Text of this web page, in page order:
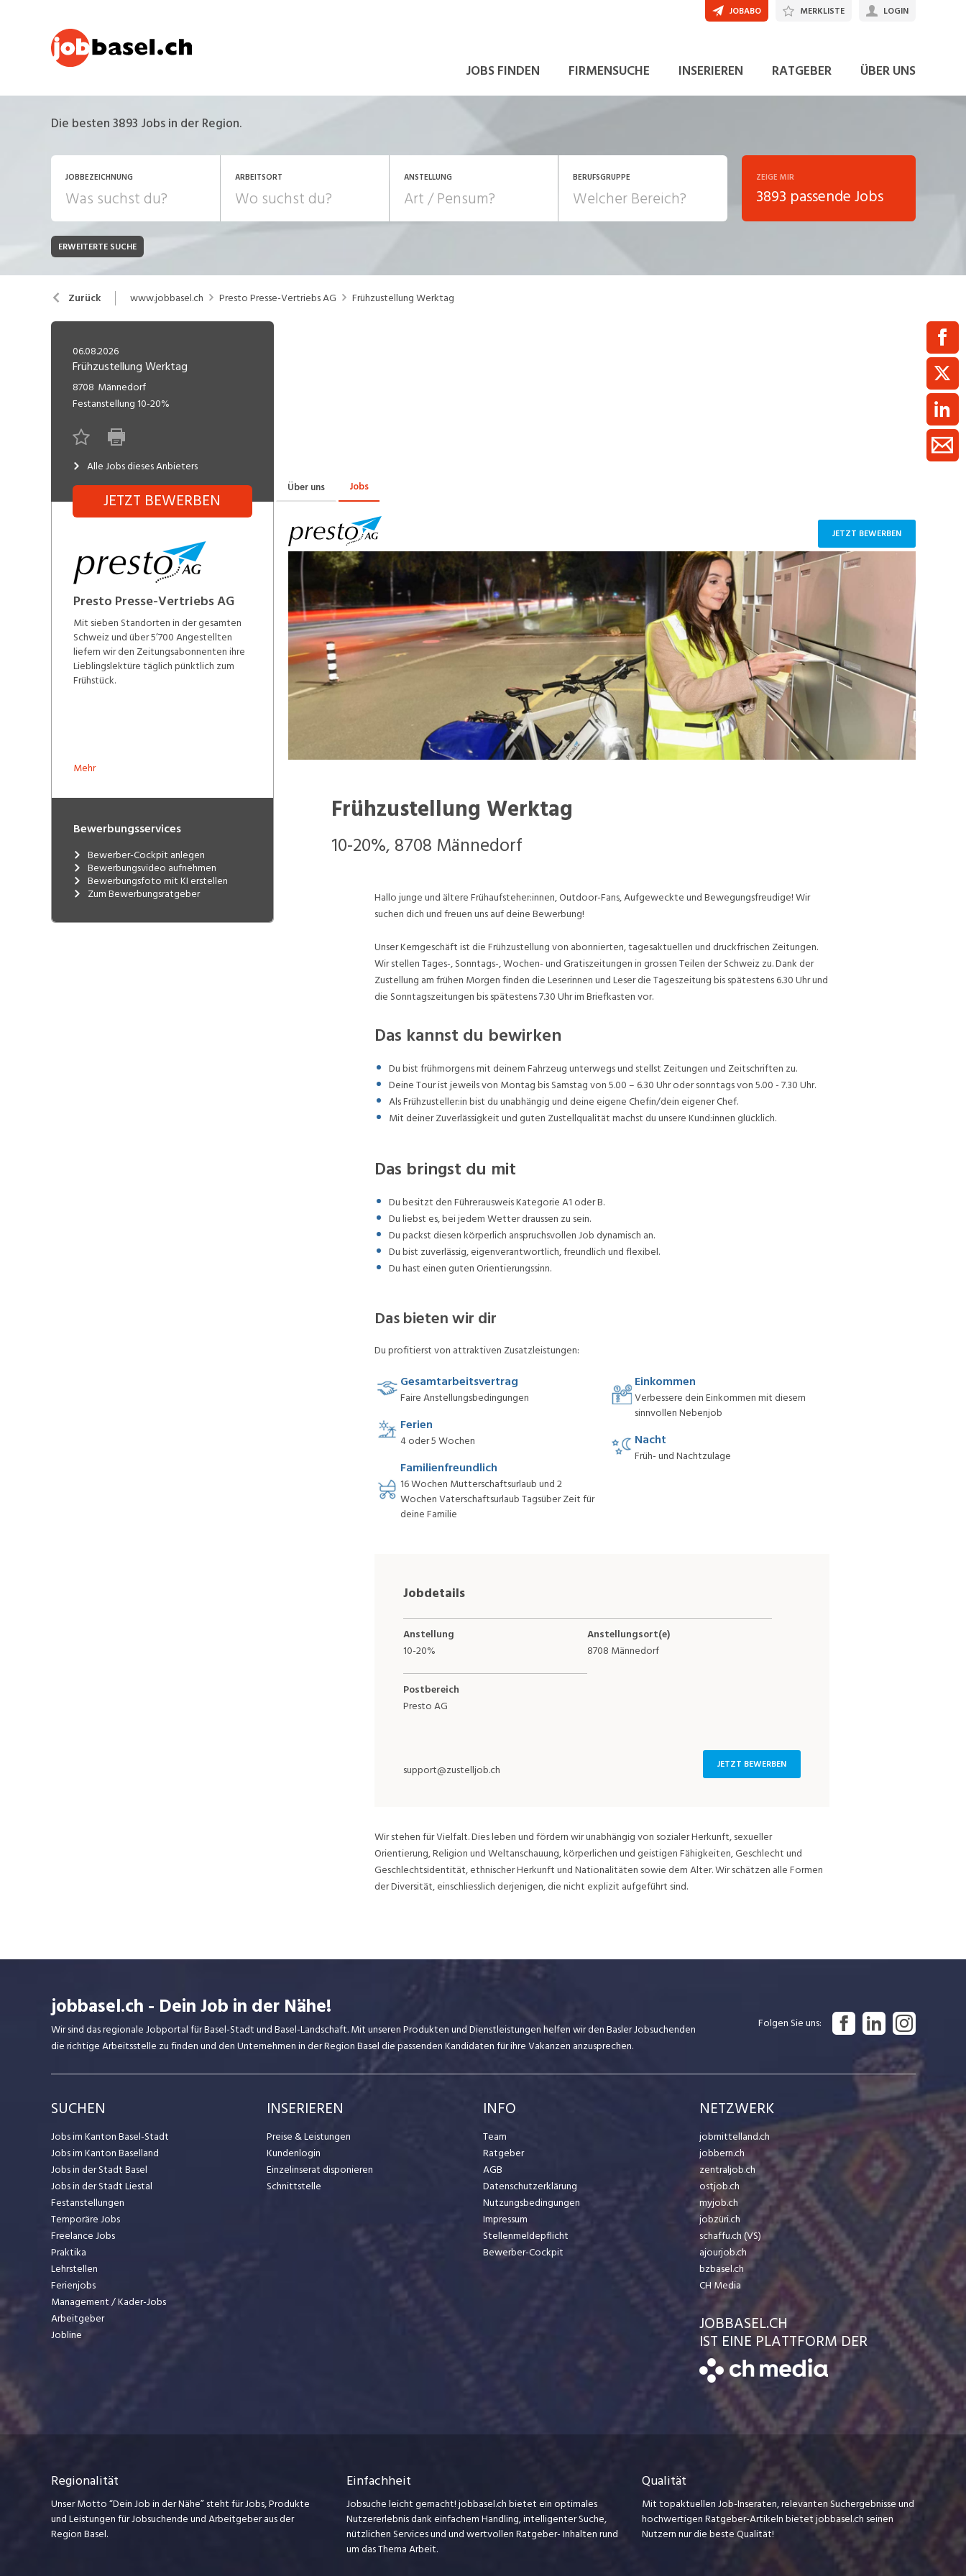
JOBS FINDEN FIRMENSUCHE INSERIEREN RATGEBER ÜBER UNS
JOBABO MERKLISTE LOGIN
Die besten 3893 Jobs in der Region.
JOBBEZEICHNUNG ARBEITSORT ANSTELLUNG
JOB-TYP
Festanstellung
Temporär (befristet)
Freelance
Lehrstelle
BERUFSGRUPPE
Bank, Versicherung
Chemie, Pharma, Biotechnologie
Consulting, Human Resources
Engineering, Technik, Architektur
Gastronomie, Hotellerie,
Tourismus, Lebensmittel
Informatik, Telekommunikation
Marketing, Kommunikation,
Medien, Druck (Fertigung)
Sicherheit, Rettung, Polizei, Zoll
Verkauf, Handel, Kundenberatung,
Aussendienst
ZEIGE MIR
3893 passende Jobs
ERWEITERTE SUCHE
Zurück www.jobbasel.ch Presto Presse-Vertriebs AG Frühzustellung Werktag
06.08.2026
Frühzustellung Werktag
8708 Männedorf
Festanstellung 10-20%
Alle Jobs dieses Anbieters
JETZT BEWERBEN
Über uns Jobs
Presto Presse-Vertriebs AG
Mit sieben Standorten in der gesamten
Schweiz und über 5’700 Angestellten
liefern wir den Zeitungsabonnenten ihre
Lieblingslektüre täglich pünktlich zum
Frühstück.
Mehr
Bewerbungsservices
Bewerber-Cockpit anlegen
Bewerbungsvideo aufnehmen
Bewerbungsfoto mit KI erstellen
Zum Bewerbungsratgeber
JETZT BEWERBEN
Frühzustellung Werktag
10-20%, 8708 Männedorf
Hallo junge und ältere Frühaufsteher:innen, Outdoor-Fans, Aufgeweckte und Bewegungsfreudige! Wir
suchen dich und freuen uns auf deine Bewerbung!
Unser Kerngeschäft ist die Frühzustellung von abonnierten, tagesaktuellen und druckfrischen Zeitungen.
Wir stellen Tages-, Sonntags-, Wochen- und Gratiszeitungen in grossen Teilen der Schweiz zu. Dank der
Zustellung am frühen Morgen finden die Leserinnen und Leser die Tageszeitung bis spätestens 6.30 Uhr und
die Sonntagszeitungen bis spätestens 7.30 Uhr im Briefkasten vor.
Das kannst du bewirken
Du bist frühmorgens mit deinem Fahrzeug unterwegs und stellst Zeitungen und Zeitschriften zu.
Deine Tour ist jeweils von Montag bis Samstag von 5.00 – 6.30 Uhr oder sonntags von 5.00 - 7.30 Uhr.
Als Frühzusteller:in bist du unabhängig und deine eigene Chefin/dein eigener Chef.
Mit deiner Zuverlässigkeit und guten Zustellqualität machst du unsere Kund:innen glücklich.
Das bringst du mit
Du besitzt den Führerausweis Kategorie A1 oder B.
Du liebst es, bei jedem Wetter draussen zu sein.
Du packst diesen körperlich anspruchsvollen Job dynamisch an.
Du bist zuverlässig, eigenverantwortlich, freundlich und flexibel.
Du hast einen guten Orientierungssinn.
Das bieten wir dir
Du profitierst von attraktiven Zusatzleistungen:
Gesamtarbeitsvertrag
Faire Anstellungsbedingungen
Ferien
4 oder 5 Wochen
Familienfreundlich
16 Wochen Mutterschaftsurlaub und 2
Wochen Vaterschaftsurlaub Tagsüber Zeit für
deine Familie
Einkommen
Verbessere dein Einkommen mit diesem
sinnvollen Nebenjob
Nacht
Früh- und Nachtzulage
Jobdetails
Anstellung
10-20%
Anstellungsort(e)
8708 Männedorf
Postbereich
Presto AG
support@zustelljob.ch JETZT BEWERBEN
Wir stehen für Vielfalt. Dies leben und fördern wir unabhängig von sozialer Herkunft, sexueller
Orientierung, Religion und Weltanschauung, körperlichen und geistigen Fähigkeiten, Geschlecht und
Geschlechtsidentität, ethnischer Herkunft und Nationalitäten sowie dem Alter. Wir schätzen alle Formen
der Diversität, einschliesslich derjenigen, die nicht explizit aufgeführt sind.
jobbasel.ch - Dein Job in der Nähe!
Wir sind das regionale Jobportal für Basel-Stadt und Basel-Landschaft. Mit unseren Produkten und Dienstleistungen helfen wir den Basler Jobsuchenden
die richtige Arbeitsstelle zu finden und den Unternehmen in der Region Basel die passenden Kandidaten für ihre Vakanzen anzusprechen.
Folgen Sie uns
SUCHEN
Jobs im Kanton Basel-Stadt
Jobs im Kanton Baselland
Jobs in der Stadt Basel
Jobs in der Stadt Liestal
Festanstellungen
Temporäre Jobs
Freelance Jobs
Praktika
Lehrstellen
Ferienjobs
Management / Kader-Jobs
Arbeitgeber
Jobline
INSERIEREN
Preise & Leistungen
Kundenlogin
Einzelinserat disponieren
Schnittstelle
INFO
Team
Ratgeber
AGB
Datenschutzerklärung
Nutzungsbedingungen
Impressum
Stellenmeldepflicht
Bewerber-Cockpit
NETZWERK
jobmittelland.ch
jobbern.ch
zentraljob.ch
ostjob.ch
myjob.ch
jobzüri.ch
schaffu.ch (VS)
ajourjob.ch
bzbasel.ch
CH Media
JOBBASEL.CH
IST EINE PLATTFORM DER
Regionalität
Unser Motto “Dein Job in der Nähe” steht für Jobs, Produkte
und Leistungen für Jobsuchende und Arbeitgeber aus der
Region Basel.
Einfachheit
Jobsuche leicht gemacht! jobbasel.ch bietet ein optimales
Nutzererlebnis dank einfachem Handling, intelligenter Suche,
nützlichen Services und und wertvollen Ratgeber- Inhalten rund
um das Thema Arbeit.
Qualität
Mit topaktuellen Job-Inseraten, relevanten Suchergebnisse und
hochwertigen Ratgeber-Artikeln bietet jobbasel.ch seinen
Nutzern nur die beste Qualität!